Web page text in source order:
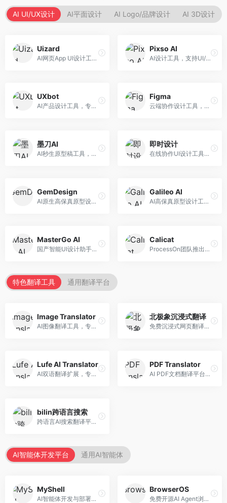
AI UI/UX设计 AI平面设计 AI Logo/品牌设计 AI 3D设计
Uizard
AI网页App UI设计工具，专注于快速界面生成。面向产品经理和设计师，提供线框图转UI、界面生成、设计优化等服务，设计速度快。
Pixso AI
AI设计工具，支持UI/UX设计全流程。面向设计师和产品团队，提供界面生成、设计优化、协作评审等服务，国产替代方案，团队协作便捷。
UXbot
AI产品设计工具，专注于用户体验优化。面向UX设计师，提供用户研究、设计建议、可用性测试等服务，UX设计支持完善。
Figma
云端协作设计工具，整合AI设计辅助功能。面向UI/UX设计师和产品团队，提供界面设计、原型制作、团队协作等服务，协作功能强大，是UI设计领域的标杆产品。
墨刀AI
AI秒生原型稿工具，专注于快速原型设计。面向产品经理和设计师，提供原型生成、交互设计、团队协作等服务，原型制作效率高。
即时设计
在线协作UI设计工具，整合AI设计功能。面向设计师和产品团队，提供界面设计、原型制作、设计资源库等服务，国产协作设计平台。
GemDesign
AI原生高保真原型设计工具，专注于智能设计生成。面向设计师，提供界面生成、设计优化、原型制作等服务，设计自动化程度高。
Galileo AI
AI高保真原型设计工具，专注于UI界面生成。面向设计师和产品团队，提供界面生成、交互设计、设计优化等服务，界面质量高。
MasterGo AI
国产智能UI设计助手，专注于界面设计自动化。面向UI设计师，提供界面生成、组件设计、设计系统构建等服务，中文用户适配性好。
Calicat
ProcessOn团队推出的产设研协作平台，整合设计与协作功能。面向产品团队，提供设计协作、文档管理、团队沟通等服务，产研协作便捷。
特色翻译工具 通用翻译平台
Image Translator
AI图像翻译工具，专注于图片文字翻译。面向设计师和电商从业者，提供图片文字识别、翻译、替换等服务，图像翻译效果好。
北极象沉浸式翻译
免费沉浸式网页翻译工具，专注于阅读体验。面向普通用户，提供网页双语翻译、文档翻译等服务，免费使用，翻译质量高。
Lufe AI Translator
AI双语翻译扩展，专注于浏览器翻译场景。面向外语内容阅读者，提供网页双语翻译、划词翻译等服务，浏览器集成便捷。
PDF Translator
AI PDF文档翻译平台，专注于文档本地化。面向商务人士，提供PDF翻译、格式保留、批量处理等服务，文档翻译专业。
bilin跨语言搜索
跨语言AI搜索翻译平台，专注于信息获取。面向研究者和内容创作者，提供跨语言搜索、内容翻译、信息整合等服务，跨语言检索能力强。
AI智能体开发平台 通用AI智能体
MyShell
AI智能体开发与部署平台，专注于语音交互智能体。面向开发者，提供语音智能体创建、部署服务、社区分享等功能，语音交互能力强。
BrowserOS
免费开源AI Agent浏览器，专注于浏览器自动化。面向开发者，提供浏览器控制、任务自动化、API接口等服务，开源免费。